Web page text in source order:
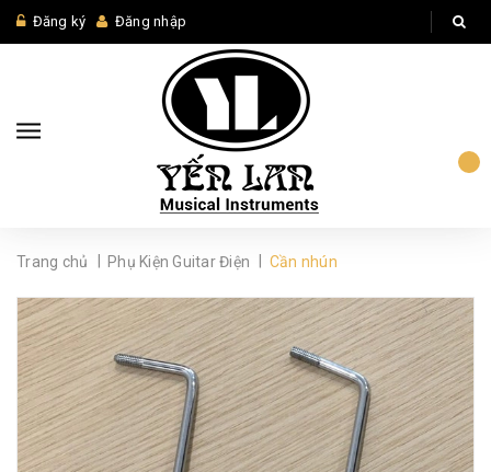
Đăng ký Đăng nhập
Trang chủ Phụ Kiện Guitar Điện Cần nhún